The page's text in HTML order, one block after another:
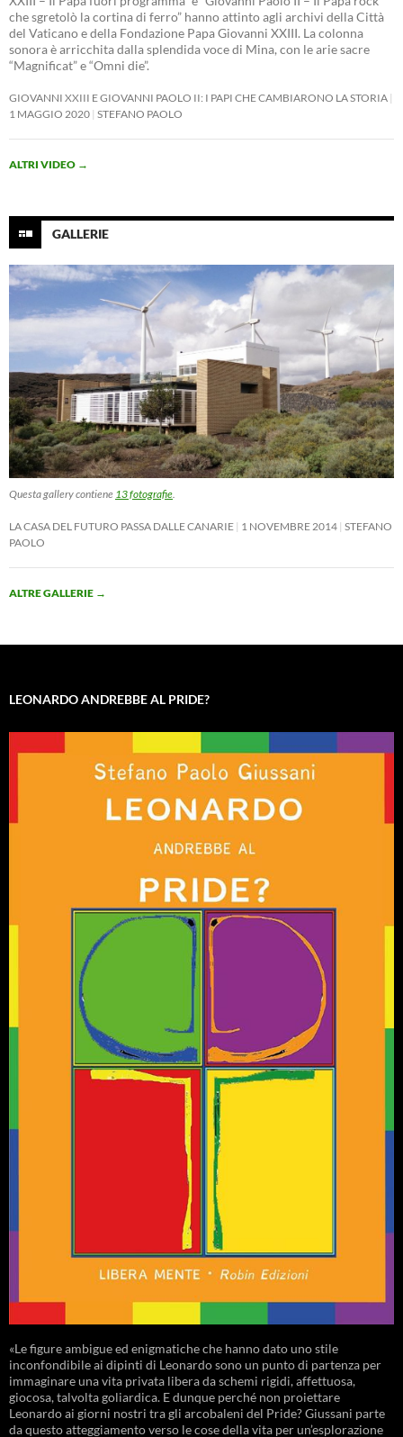
che sgretolò la cortina di ferro” hanno attinto agli archivi della Città
del Vaticano e della Fondazione Papa Giovanni XXIII. La colonna
sonora è arricchita dalla splendida voce di Mina, con le arie sacre
“Magnificat” e “Omni die”.
GIOVANNI XXIII E GIOVANNI PAOLO II: I PAPI CHE CAMBIARONO LA STORIA
1 MAGGIO 2020 STEFANO PAOLO
ALTRI VIDEO →
GALLERIE
Questa gallery contiene 13 fotografie.
LA CASA DEL FUTURO PASSA DALLE CANARIE 1 NOVEMBRE 2014 STEFANO
PAOLO
ALTRE GALLERIE →
LEONARDO ANDREBBE AL PRIDE?
«Le figure ambigue ed enigmatiche che hanno dato uno stile
inconfondibile ai dipinti di Leonardo sono un punto di partenza per
immaginare una vita privata libera da schemi rigidi, affettuosa,
giocosa, talvolta goliardica. E dunque perché non proiettare
Leonardo ai giorni nostri tra gli arcobaleni del Pride? Giussani parte
da questo atteggiamento verso le cose della vita per un’esplorazione